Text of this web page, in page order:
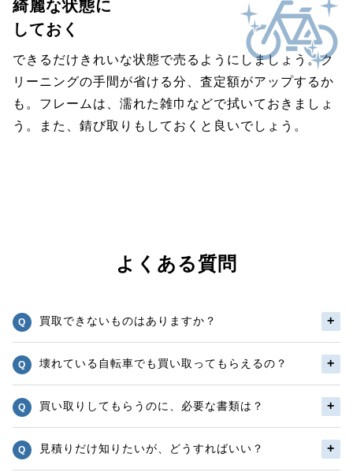
綺麗な状態に
しておく
できるだけきれいな状態で売るようにしましょう。ク
リーニングの手間が省ける分、査定額がアップするか
も。フレームは、濡れた雑巾などで拭いておきましょ
う。また、錆び取りもしておくと良いでしょう。
よくある質問
買取できないものはありますか？
壊れている自転車でも買い取ってもらえるの？
買い取りしてもらうのに、必要な書類は？
見積りだけ知りたいが、どうすればいい？